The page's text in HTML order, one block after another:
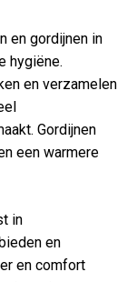
en gordijnen in
hygiëne.
en verzamelen
Gordijnen
een warmere
in
en
en comfort